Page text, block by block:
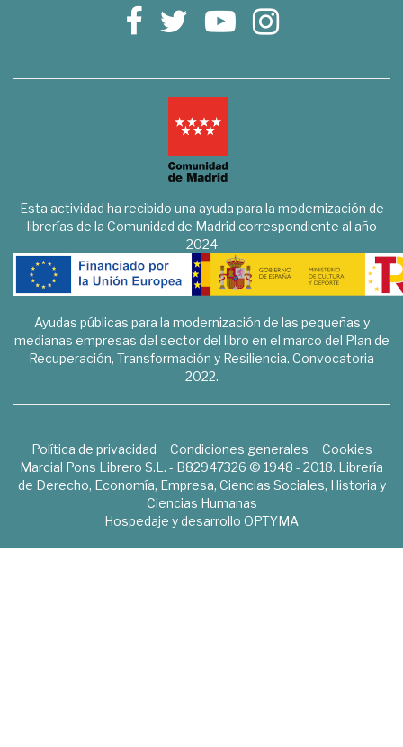
Esta actividad ha recibido una ayuda para la modernización de
librerías de la Comunidad de Madrid correspondiente al año
2024
Ayudas públicas para la modernización de las pequeñas y
medianas empresas del sector del libro en el marco del Plan de
Recuperación, Transformación y Resiliencia. Convocatoria
2022.
Política de privacidad Condiciones generales
Cookies
Marcial Pons Librero S.L. - B82947326 © 1948 - 2018. Librería
de Derecho, Economía, Empresa, Ciencias Sociales, Historia y
Ciencias Humanas
Hospedaje y desarrollo OPTYMA